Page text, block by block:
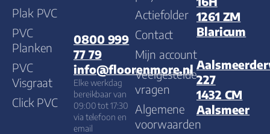
Plak PVC
PVC
Planken
PVC
Visgraat
Click PVC
0800 999
77 79
info@floorenmore.nl
Elke werkdag
bereikbaar van
09:00 tot 17:30
via telefoon en
email
Actiefolder
Contact
Mijn account
Veelgestelde
vragen
Algemene
voorwaarden
1261 ZM
Blaricum
227
1432 CM
Aalsmeer